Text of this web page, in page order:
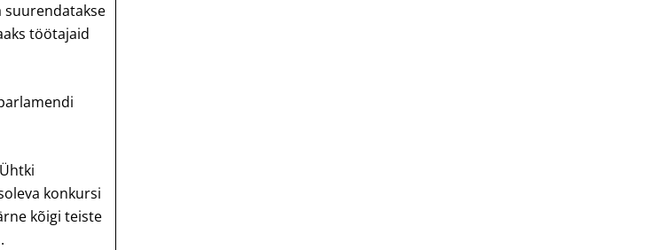
suurendatakse
töötajaid
konkursi
kõigi teiste